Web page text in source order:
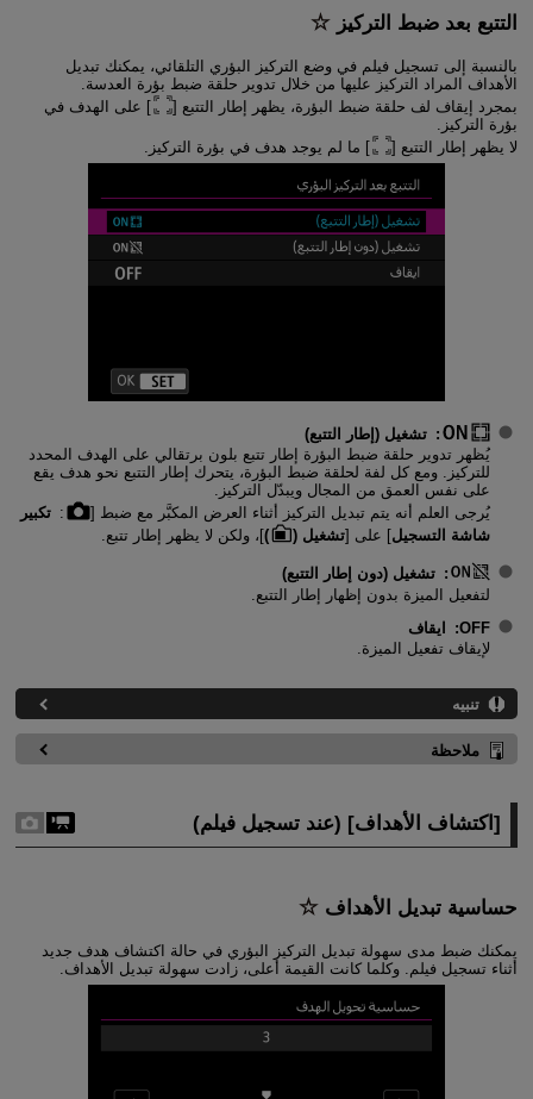
التتبع بعد ضبط التركيز
بالنسبة إلى تسجيل فيلم في وضع التركيز البؤري التلقائي، يمكنك تبديل
الأهداف المراد التركيز عليها من خلال تدوير حلقة ضبط بؤرة العدسة.
بمجرد إيقاف لف حلقة ضبط البؤرة، يظهر إطار التتبع [
] على الهدف في
بؤرة التركيز.
لا يظهر إطار التتبع [
] ما لم يوجد هدف في بؤرة التركيز.
: تشغيل (إطار التتبع)
يُظهر تدوير حلقة ضبط البؤرة إطار تتبع بلون برتقالي على الهدف المحدد
للتركيز. ومع كل لفة لحلقة ضبط البؤرة، يتحرك إطار التتبع نحو هدف يقع
على نفس العمق من المجال ويبدّل التركيز.
يُرجى العلم أنه يتم تبديل التركيز أثناء العرض المكبَّر مع ضبط [
: تكبير
شاشة التسجيل] على [تشغيل ( )]، ولكن لا يظهر إطار تتبع.
: تشغيل (دون إطار التتبع)
لتفعيل الميزة بدون إظهار إطار التتبع.
OFF
: ايقاف
لإيقاف تفعيل الميزة.
تنبيه
ملاحظة
[ اكتشاف الأهداف] (عند تسجيل فيلم)
حساسية تبديل الأهداف
يمكنك ضبط مدى سهولة تبديل التركيز البؤري في حالة اكتشاف هدف جديد
أثناء تسجيل فيلم. وكلما كانت القيمة أعلى، زادت سهولة تبديل الأهداف.